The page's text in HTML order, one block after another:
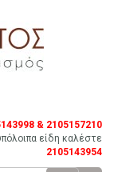
& 2105157210
είδη καλέστε
2105143954